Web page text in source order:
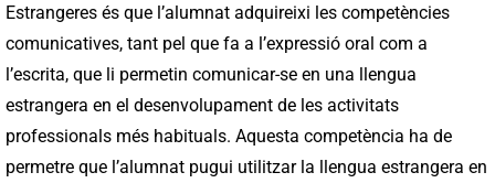
Estrangeres és que l’alumnat adquireixi les competències
comunicatives, tant pel que fa a l’expressió oral com a
l’escrita, que li permetin comunicar-se en una llengua
estrangera en el desenvolupament de les activitats
professionals més habituals. Aquesta competència ha de
permetre que l’alumnat pugui utilitzar la llengua estrangera en